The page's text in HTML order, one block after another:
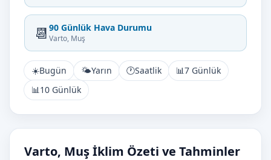
📆 90 Günlük Hava Durumu
Varto, Muş
☀️Bugün 🌤️Yarın 🕐Saatlik 📊7 Günlük
📊10 Günlük
Varto, Muş İklim Özeti ve Tahminler